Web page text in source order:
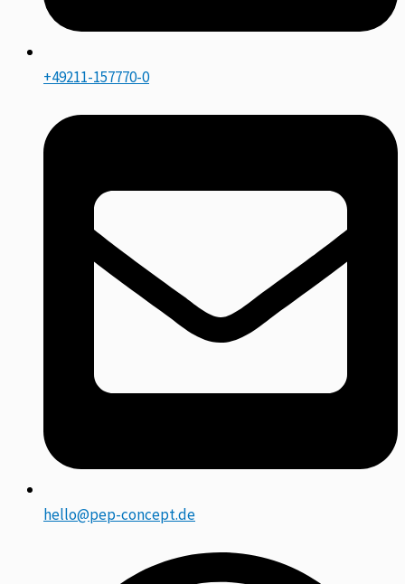
+49211-157770-0
hello@pep-concept.de